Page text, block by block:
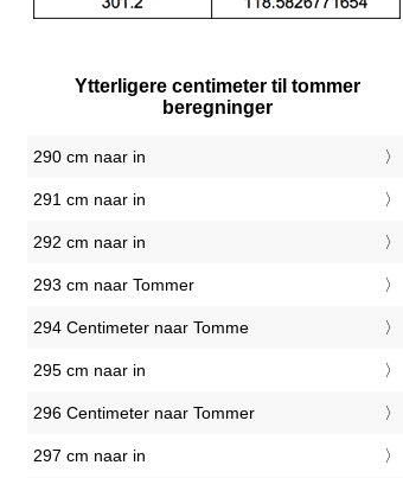
Ytterligere centimeter til tommer
beregninger
290 cm naar in
291 cm naar in
292 cm naar in
293 cm naar Tommer
294 Centimeter naar Tomme
295 cm naar in
296 Centimeter naar Tommer
297 cm naar in